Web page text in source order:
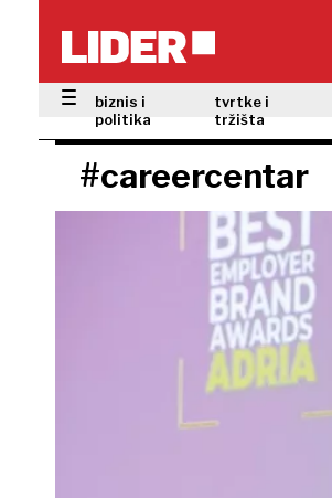
biznis i
politika
tvrtke i
tržišta
#careercentar